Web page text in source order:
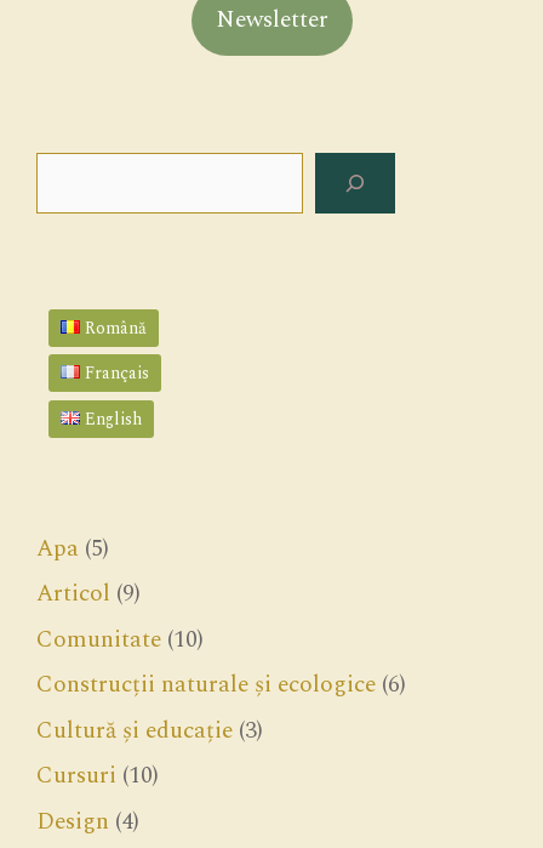
Newsletter
Română
Français
English
Apa (5)
Articol (9)
Comunitate (10)
Construcții naturale și ecologice (6)
Cultură și educație (3)
Cursuri (10)
Design (4)